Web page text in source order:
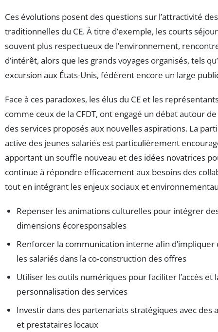
Ces évolutions posent des questions sur l’attractivité
traditionnelles du CE. À titre d’exemple, les courts
souvent plus respectueux de l’environnement,
d’intérêt, alors que les grands voyages organisés, tels
excursion aux États-Unis, fédèrent encore un large
Face à ces paradoxes, les élus du CE et les
comme ceux de la CFDT, ont engagé un débat autour de
des services proposés aux nouvelles aspirations. La
active des jeunes salariés est particulièrement
apportant un souffle nouveau et des idées novatrices
continue à répondre efficacement aux besoins des
tout en intégrant les enjeux sociaux et
Repenser les animations culturelles pour intégrer
dimensions écoresponsables
Renforcer la communication interne afin d’impliquer
les salariés dans la co-construction des offres
Utiliser les outils numériques pour faciliter l’accès et
personnalisation des services
Investir dans des partenariats stratégiques avec des
et prestataires locaux